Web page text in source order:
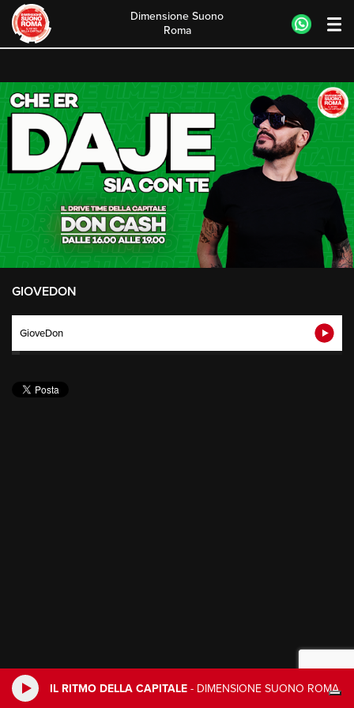
IL RITMO DELLA CAPITALE - DIMENSIONE SUONO ROMA
content
Dimensione Suono
Roma
GIOVEDON
GioveDon